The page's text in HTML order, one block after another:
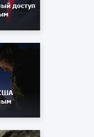
доступ